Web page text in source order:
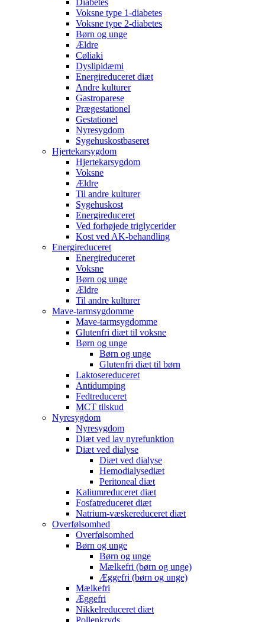
Diabetes
Voksne type 1-diabetes
Voksne type 2-diabetes
Børn og unge
Ældre
Cøliaki
Dyslipidæmi
Energireduceret diæt
Andre kulturer
Gastroparese
Prægestationel
Gestationel
Nyresygdom
Sygehuskostbaseret
Hjertekarsygdom
Hjertekarsygdom
Voksne
Ældre
Til andre kulturer
Sygehuskost
Energireduceret
Ved forhøjede triglycerider
Kost ved AK-behandling
Energireduceret
Energireduceret
Voksne
Børn og unge
Ældre
Til andre kulturer
Mave-tarmsygdomme
Mave-tarmsygdomme
Glutenfri diæt til voksne
Børn og unge
Børn og unge
Glutenfri diæt til børn
Laktosereduceret
Antidumping
Fedtreduceret
MCT tilskud
Nyresygdom
Nyresygdom
Diæt ved lav nyrefunktion
Diæt ved dialyse
Diæt ved dialyse
Hemodialysediæt
Peritoneal diæt
Kaliumreduceret diæt
Fosfatreduceret diæt
Natrium-væskereduceret diæt
Overfølsomhed
Overfølsomhed
Børn og unge
Børn og unge
Mælkefri (børn og unge)
Æggefri (børn og unge)
Mælkefri
Æggefri
Nikkelreduceret diæt
Pollenkryds